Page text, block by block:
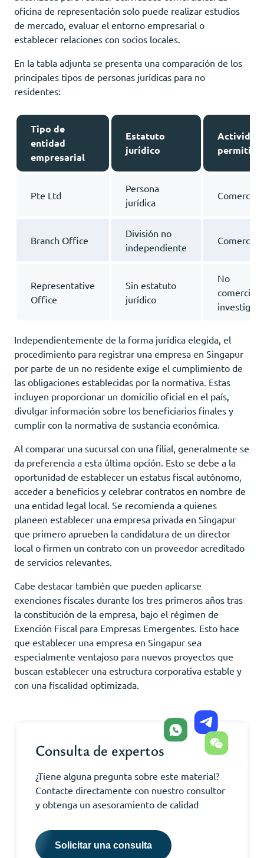
oficina de representación solo puede realizar estudios
de mercado, evaluar el entorno empresarial o
establecer relaciones con socios locales.
En la tabla adjunta se presenta una comparación de los
principales tipos de personas jurídicas para no
residentes:
Tipo de
entidad
empresarial
Estatuto
jurídico
Actividad
permitida
Pte Ltd
Persona
jurídica
Comercial
Branch Office
División no
independiente
Comercial
Representative
Office
Sin estatuto
jurídico
No
comercial,
Independientemente de la forma jurídica elegida, el
procedimiento para registrar una empresa en Singapur
por parte de un no residente exige el cumplimiento de
las obligaciones establecidas por la normativa. Estas
incluyen proporcionar un domicilio oficial en el país,
divulgar información sobre los beneficiarios finales y
cumplir con la normativa de sustancia económica.
Al comparar una sucursal con una filial, generalmente se
da preferencia a esta última opción. Esto se debe a la
oportunidad de establecer un estatus fiscal autónomo,
acceder a beneficios y celebrar contratos en nombre de
una entidad legal local. Se recomienda a quienes
planeen establecer una empresa privada en Singapur
que primero aprueben la candidatura de un director
local o firmen un contrato con un proveedor acreditado
de servicios relevantes.
Cabe destacar también que pueden aplicarse
exenciones fiscales durante los tres primeros años tras
la constitución de la empresa, bajo el régimen de
Exención Fiscal para Empresas Emergentes. Esto hace
que establecer una empresa en Singapur sea
especialmente ventajoso para nuevos proyectos que
buscan establecer una estructura corporativa estable y
con una fiscalidad optimizada.
Consulta de expertos
¿Tiene alguna pregunta sobre este material?
Contacte directamente con nuestro consultor
y obtenga un asesoramiento de calidad
Solicitar una consulta